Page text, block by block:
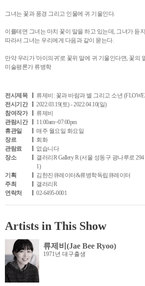
그녀는 꽃과 풍경 그리고 인물에 귀 기울인다.
이를테면 그녀는 마치 꽃이 말을 하고 있는데, 그녀가 듣
따라서 그녀는 우리에게 다음과 같이 묻는다.
만약 우리가 '아이의귀'로 꽃위 말에 귀 기울인다면, 꽃의
미술평론가 류병학
전시제목
류제비: 꽃과 바람과 별 그리고 소년
전시기간
2022.03.19(토) - 2022.04.10(일)
참여작가
류제비
관람시간
11:00am~07:00pm
휴관일
매주 월요일 화요일
장르
회화
관람료
없습니다
장소
갤러리R Gallery R (서울 성동구 광나루로
1)
기획
김한진큐레이터&류병학독립큐레이터
주최
갤러리R
연락처
02-6495-0001
Artists in This Show
류제비(Jae Bee Ryoo)
1971년 대구출생